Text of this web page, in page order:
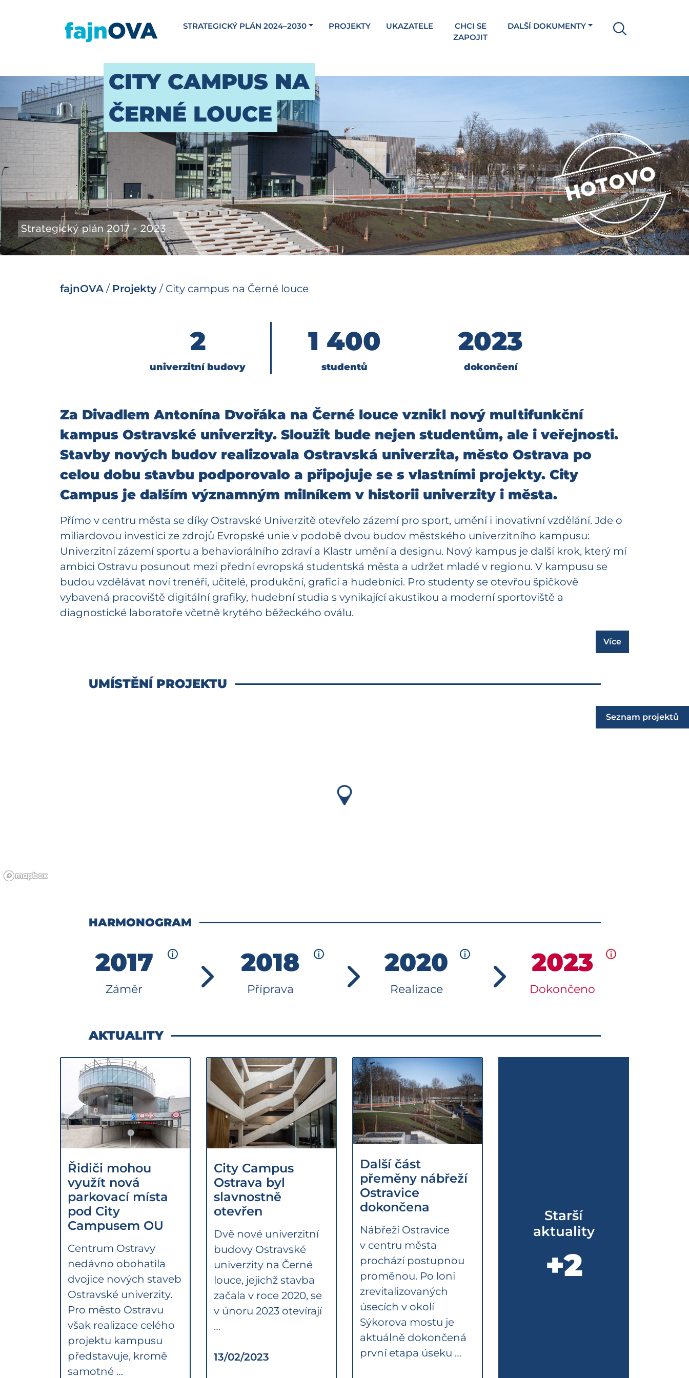
STRATEGICKÝ PLÁN 2024–2030 PROJEKTY UKAZATELE
CHCI SE
ZAPOJIT
DALŠÍ DOKUMENTY
CITY CAMPUS NA
ČERNÉ LOUCE
fajnOVA / Projekty / City campus na Černé louce
2
univerzitní budovy
1 400
studentů
2023
dokončení
Za Divadlem Antonína Dvořáka na Černé louce vznikl nový multifunkční
kampus Ostravské univerzity. Sloužit bude nejen studentům, ale i veřejnosti.
Stavby nových budov realizovala Ostravská univerzita, město Ostrava po
celou dobu stavbu podporovalo a připojuje se s vlastními projekty. City
Campus je dalším významným milníkem v historii univerzity i města.
Přímo v centru města se díky Ostravské Univerzitě otevřelo zázemí pro sport, umění i inovativní vzdělání. Jde o
miliardovou investici ze zdrojů Evropské unie v podobě dvou budov městského univerzitního kampusu:
Univerzitní zázemí sportu a behaviorálního zdraví a Klastr umění a designu. Nový kampus je další krok, který mí
ambici Ostravu posunout mezi přední evropská studentská města a udržet mladé v regionu. V kampusu se
budou vzdělávat noví trenéři, učitelé, produkční, grafici a hudebníci. Pro studenty se otevřou špičkově
vybavená pracoviště digitální grafiky, hudební studia s vynikající akustikou a moderní sportoviště a
diagnostické laboratoře včetně krytého běžeckého oválu.
Více
UMÍSTĚNÍ PROJEKTU
Seznam projektů
HARMONOGRAM
2017
Záměr
2018
Příprava
2020
Realizace
2023
Dokončeno
AKTUALITY
Řidiči mohou
využít nová
parkovací místa
pod City
Campusem OU
Centrum Ostravy
nedávno obohatila
dvojice nových staveb
Ostravské univerzity.
Pro město Ostravu
však realizace celého
projektu kampusu
představuje, kromě
samotné …
City Campus
Ostrava byl
slavnostně
otevřen
Dvě nové univerzitní
budovy Ostravské
univerzity na Černé
louce, jejichž stavba
začala v roce 2020, se
v únoru 2023 otevírají
…
13/02/2023
Další část
přeměny nábřeží
Ostravice
dokončena
Nábřeží Ostravice
v centru města
prochází postupnou
proměnou. Po loni
zrevitalizovaných
úsecích v okolí
Sýkorova mostu je
aktuálně dokončená
první etapa úseku …
Starší
aktuality
+2